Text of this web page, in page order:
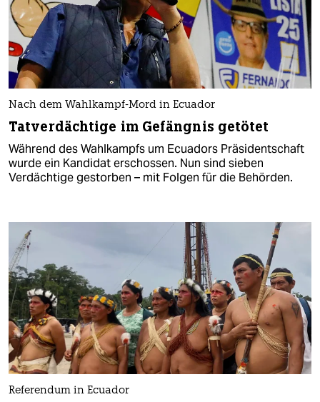
Nach dem Wahlkampf-Mord in Ecuador
Tatverdächtige im Gefängnis getötet
Während des Wahlkampfs um Ecuadors Präsidentschaft
wurde ein Kandidat erschossen. Nun sind sieben
Verdächtige gestorben – mit Folgen für die Behörden.
Referendum in Ecuador